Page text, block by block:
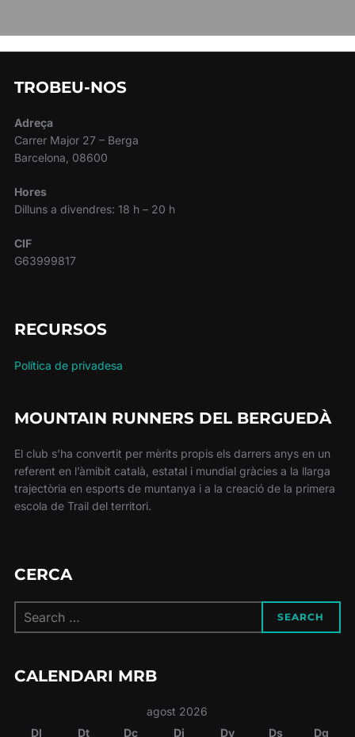
TROBEU-NOS
Adreça
Carrer Major 27 – Berga
Barcelona, 08600
Hores
Dilluns a divendres: 18 h – 20 h
CIF
G63999817
RECURSOS
Política de privadesa
MOUNTAIN RUNNERS DEL BERGUEDÀ
El club s’ha convertit per mèrits propis els darrers anys en un
referent en l’àmibit català, estatal i mundial gràcies a la llarga
trajectòria en esports de muntanya i a la creació de la primera
escola de Trail del territori.
CERCA
for:
SEARCH
CALENDARI MRB
agost 2026
Dl
Dt Dc Dj Dv Ds Dg